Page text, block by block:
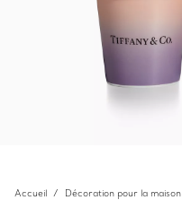
Accueil Décoration pour la maison